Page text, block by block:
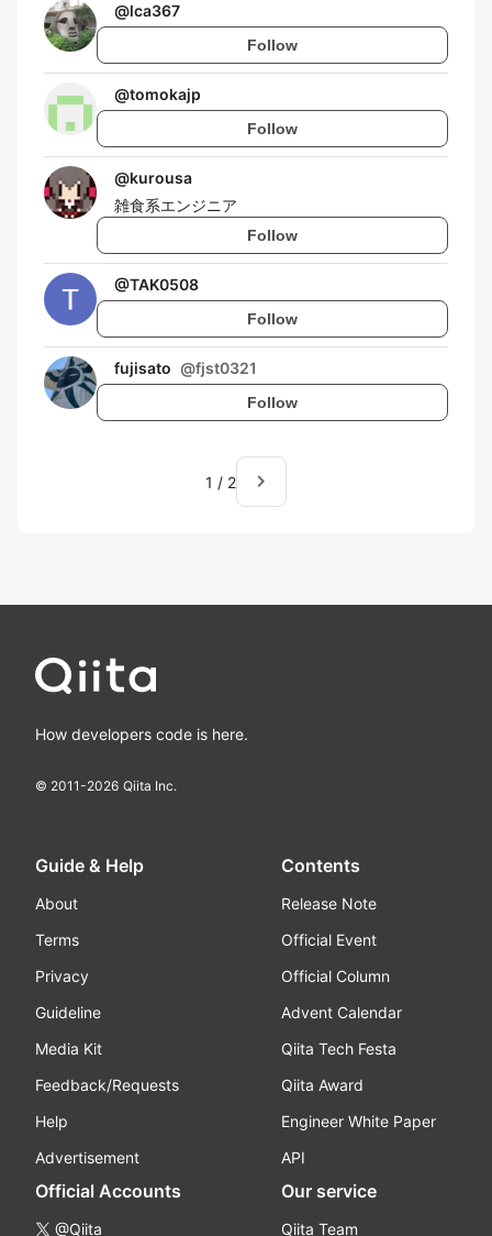
@lca367
Follow
@tomokajp
Follow
@kurousa
雑食系エンジニア
Follow
@TAK0508
Follow
fujisato @fjst0321
Follow
1 / 2 navigate_next
How developers code is here.
© 2011-2026 Qiita Inc.
Guide & Help
About
Terms
Privacy
Guideline
Media Kit
Feedback/Requests
Help
Advertisement
Contents
Release Note
Official Event
Official Column
Advent Calendar
Qiita Tech Festa
Qiita Award
Engineer White Paper
API
Official Accounts
@Qiita
Our service
Qiita Team